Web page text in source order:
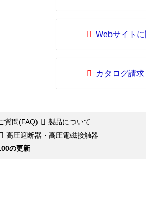
Webサイト
カタログ請求
質問(FAQ)
製品について
高圧遮断器・高圧電磁接触器
の更新